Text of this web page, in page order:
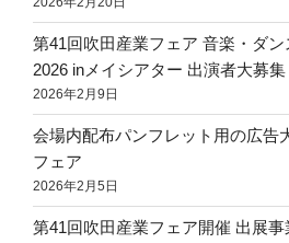
第41回吹田産業フェア 音楽・ダ
2026 inメイシアター 出演者大募集
2026年2月9日
会場内配布パンフレット用の広告
フェア
2026年2月5日
第41回吹田産業フェア開催 出展